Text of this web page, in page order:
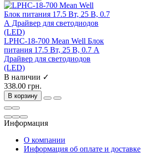
LPHC-18-700 Mean Well Блок
питания 17.5 Вт, 25 В, 0.7 А
Драйвер для светодиодов
(LED)
В наличии ✓
338.00 грн.
В корзину
Информация
О компании
Информация об оплате и доставке